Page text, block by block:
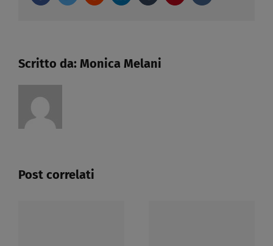
Scritto da: Monica Melani
Post correlati